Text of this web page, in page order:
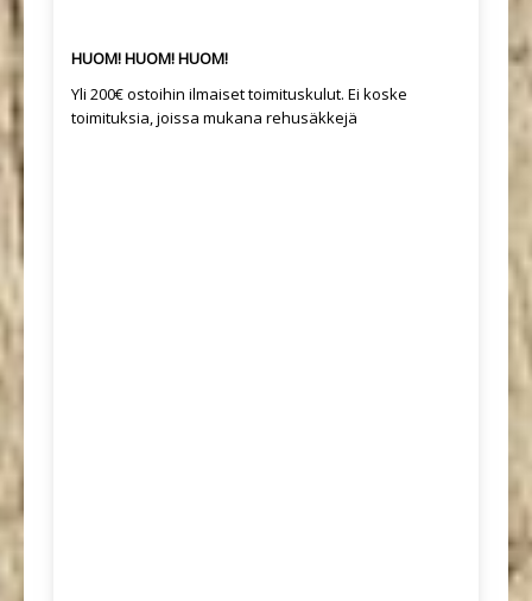
HUOM! HUOM! HUOM!
Yli 200€ ostoihin ilmaiset toimituskulut. Ei koske
toimituksia, joissa mukana rehusäkkejä